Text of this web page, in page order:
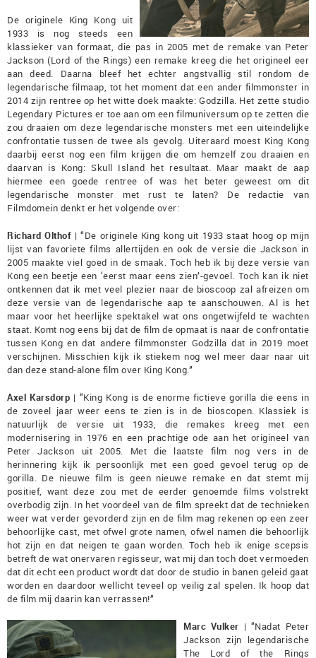
De originele King Kong uit
1933 is nog steeds een
klassieker van formaat, die pas in 2005 met de remake van Peter
Jackson (Lord of the Rings) een remake kreeg die het origineel eer
aan deed. Daarna bleef het echter angstvallig stil rondom de
legendarische filmaap, tot het moment dat een ander filmmonster in
2014 zijn rentree op het witte doek maakte: Godzilla. Het zette studio
Legendary Pictures er toe aan om een filmuniversum op te zetten die
zou draaien om deze legendarische monsters met een uiteindelijke
confrontatie tussen de twee als gevolg. Uiteraard moest King Kong
daarbij eerst nog een film krijgen die om hemzelf zou draaien en
daarvan is Kong: Skull Island het resultaat. Maar maakt de aap
hiermee een goede rentree of was het beter geweest om dit
legendarische monster met rust te laten? De redactie van
Filmdomein denkt er het volgende over:
Richard Olthof | “De originele King kong uit 1933 staat hoog op mijn
lijst van favoriete films allertijden en ook de versie die Jackson in
2005 maakte viel goed in de smaak. Toch heb ik bij deze versie van
Kong een beetje een ‘eerst maar eens zien’-gevoel. Toch kan ik niet
ontkennen dat ik met veel plezier naar de bioscoop zal afreizen om
deze versie van de legendarische aap te aanschouwen. Al is het
maar voor het heerlijke spektakel wat ons ongetwijfeld te wachten
staat. Komt nog eens bij dat de film de opmaat is naar de confrontatie
tussen Kong en dat andere filmmonster Godzilla dat in 2019 moet
verschijnen. Misschien kijk ik stiekem nog wel meer daar naar uit
dan deze stand-alone film over King Kong.”
Axel Karsdorp | “King Kong is de enorme fictieve gorilla die eens in
de zoveel jaar weer eens te zien is in de bioscopen. Klassiek is
natuurlijk de versie uit 1933, die remakes kreeg met een
modernisering in 1976 en een prachtige ode aan het origineel van
Peter Jackson uit 2005. Met die laatste film nog vers in de
herinnering kijk ik persoonlijk met een goed gevoel terug op de
gorilla. De nieuwe film is geen nieuwe remake en dat stemt mij
positief, want deze zou met de eerder genoemde films volstrekt
overbodig zijn. In het voordeel van de film spreekt dat de technieken
weer wat verder gevorderd zijn en de film mag rekenen op een zeer
behoorlijke cast, met ofwel grote namen, ofwel namen die behoorlijk
hot zijn en dat neigen te gaan worden. Toch heb ik enige scepsis
betreft de wat onervaren regisseur, wat mij dan toch doet vermoeden
dat dit echt een product wordt dat door de studio in banen geleid gaat
worden en daardoor wellicht teveel op veilig zal spelen. Ik hoop dat
de film mij daarin kan verrassen!”
Marc Vulker | “Nadat Peter
Jackson zijn legendarische
The Lord of the Rings